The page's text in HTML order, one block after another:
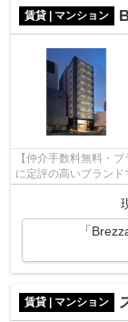
賃貸 | マンション
【仲介手数料無料・
に定評の高いブラン
「
賃貸 | マンション